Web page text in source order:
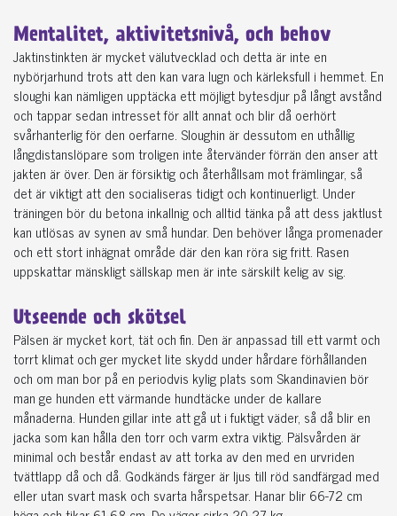
Mentalitet, aktivitetsnivå, och behov
Jaktinstinkten är mycket välutvecklad och detta är inte en
nybörjarhund trots att den kan vara lugn och kärleksfull i hemmet. En
sloughi kan nämligen upptäcka ett möjligt bytesdjur på långt avstånd
och tappar sedan intresset för allt annat och blir då oerhört
svårhanterlig för den oerfarne. Sloughin är dessutom en uthållig
långdistanslöpare som troligen inte återvänder förrän den anser att
jakten är över. Den är försiktig och återhållsam mot främlingar, så
det är viktigt att den socialiseras tidigt och kontinuerligt. Under
träningen bör du betona inkallnig och alltid tänka på att dess jaktlust
kan utlösas av synen av små hundar. Den behöver långa promenader
och ett stort inhägnat område där den kan röra sig fritt. Rasen
uppskattar mänskligt sällskap men är inte särskilt kelig av sig.
Utseende och skötsel
Pälsen är mycket kort, tät och fin. Den är anpassad till ett varmt och
torrt klimat och ger mycket lite skydd under hårdare förhållanden
och om man bor på en periodvis kylig plats som Skandinavien bör
man ge hunden ett värmande hundtäcke under de kallare
månaderna. Hunden gillar inte att gå ut i fuktigt väder, så då blir en
jacka som kan hålla den torr och varm extra viktig. Pälsvården är
minimal och består endast av att torka av den med en urvriden
tvättlapp då och då. Godkänds färger är ljus till röd sandfärgad med
eller utan svart mask och svarta hårspetsar. Hanar blir 66-72 cm